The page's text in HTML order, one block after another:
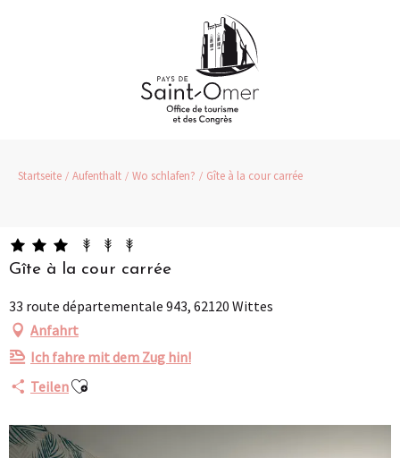
Startseite Aufenthalt Wo schlafen? Gîte à la cour carrée
Gîte à la cour carrée
33 route départementale 943, 62120 Wittes
Anfahrt
Ich fahre mit dem Zug hin!
TeilenAjouter aux favoris